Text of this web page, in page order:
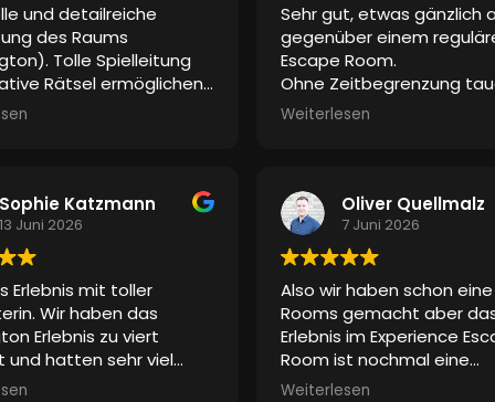
und detailreiche
des Raums
Tolle Spielleitung
Rätsel ermöglichen
auf die Story
Sophie Katzmann
13 Juni 2026
Erlebnis mit toller
Wir haben das
Erlebnis zu viert
und hatten sehr viel
waren ganz gefesselt
Langeweile. Selbst den
„Mädels“ hat es gefallen
nicht nur weil sich ihre
Superhelden in einem Film
gefühlt haben
Schauspieler war dabei.
waren alle begeistert, da
mit ihm agieren konnte. Es
ein tolles Erlebnis für alle
wollen es wieder tun
Vielen lieben Dank dafür
Sehr gut, etwas gänzlich
gegenüber einem
Escape Room.
Ohne Zeitbegrenzung
man in eine Geschichte ein.
Weiterlesen
Oliver Quellmalz
7 Juni 2026
Also wir haben schon
Rooms gemacht aber
Erlebnis im Experience
Room ist nochmal eine
Steigerung
Weiterlesen